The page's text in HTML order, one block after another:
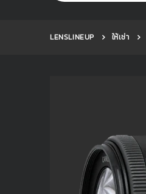
LENSLINEUP ให้เช่า